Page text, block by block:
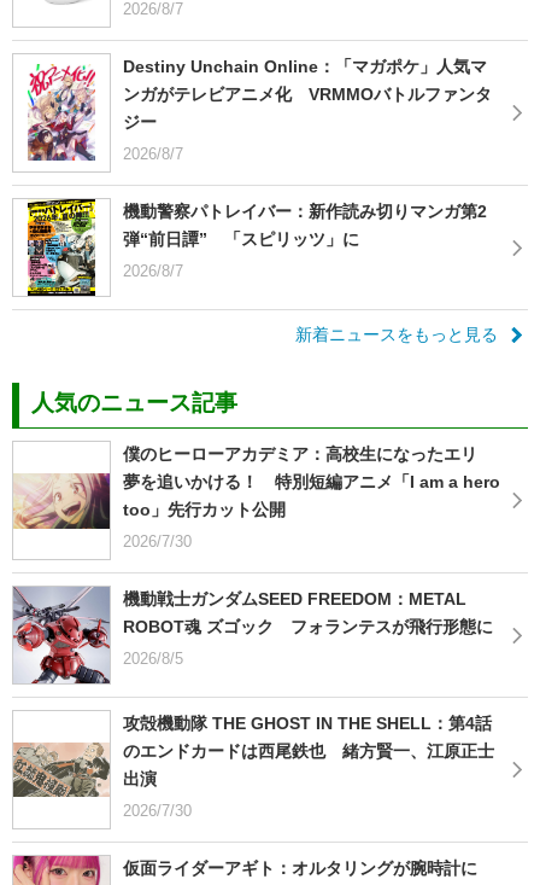
2026/8/7
Destiny Unchain Online：「マガポケ」人気マ
ンガがテレビアニメ化 VRMMOバトルファンタ
ジー
2026/8/7
機動警察パトレイバー：新作読み切りマンガ第2
弾“前日譚” 「スピリッツ」に
2026/8/7
新着ニュースをもっと見る
人気のニュース記事
僕のヒーローアカデミア：高校生になったエリ
夢を追いかける！ 特別短編アニメ「I am a hero
too」先行カット公開
2026/7/30
機動戦士ガンダムSEED FREEDOM：METAL
ROBOT魂 ズゴック フォランテスが飛行形態に
2026/8/5
攻殻機動隊 THE GHOST IN THE SHELL：第4話
のエンドカードは西尾鉄也 緒方賢一、江原正士
出演
2026/7/30
仮面ライダーアギト：オルタリングが腕時計に